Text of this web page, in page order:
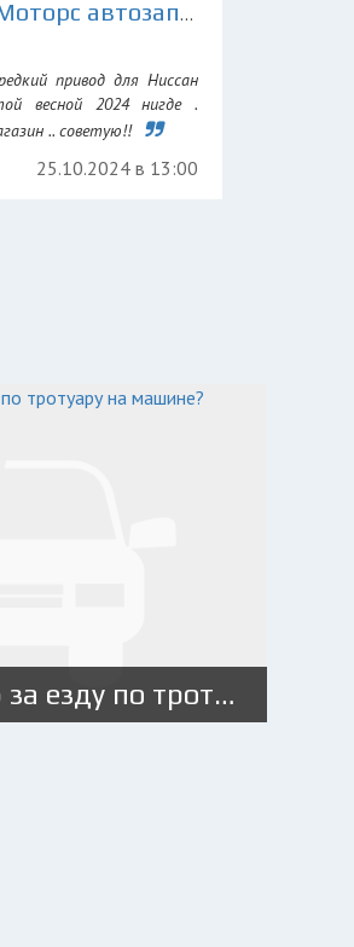
Аверс-Моторс автозапчасти для иномарок
привод для Ниссан
весной 2024 нигде .
.. советую!!
25.10.2024 в 13:00
Какой штраф за езду по тротуару на машине?